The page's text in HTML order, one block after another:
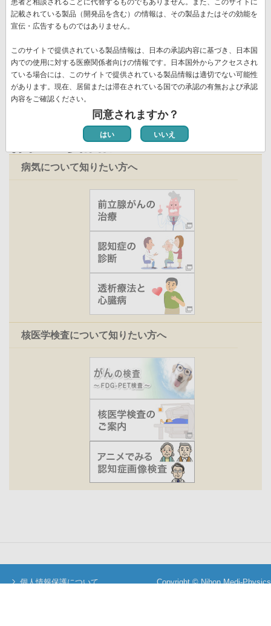
ジ
送
り
先
頭
ー
ジ
« 最初
前
ペ
ジ
‹‹
ペ
ー
12
ペ
ー
13
ペ
ー
14
ペ
ー
15
カ
レ
ト
ペ
ー
ジ
16
ペ
ー
17
ペ
ジ
18
ペ
ジ
19
ペ
ジ
20
次
ー
ジ
››
ペ
ー
ジ
新着情報一覧
お役立ち情報
病気について知りたい方へ
核医学検査について知りたい方へ
個人情報保護について
Copyright © Nihon Medi-Physics
患者と相談されることに代替するものでもありません。また、このサイトに
記載されている製品（開発品を含む）の情報は、その製品またはその効能を
宣伝・広告するものではありません。
このサイトで提供されている製品情報は、日本の承認内容に基づき、日本国
内での使用に対する医療関係者向けの情報です。日本国外からアクセスされ
ている場合には、このサイトで提供されている製品情報は適切でない可能性
があります。現在、居留または滞在されている国での承認の有無および承認
内容をご確認ください。
同意されますか？
はい いいえ